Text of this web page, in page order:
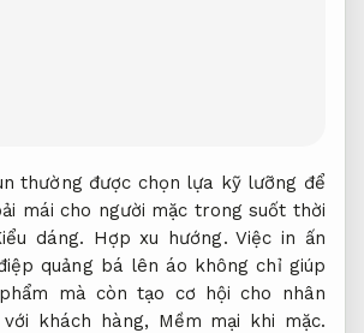
thường được chọn lựa kỹ lưỡng để
mái cho người mặc trong suốt thời
dáng. Hợp xu hướng. Việc in ấn
quảng bá lên áo không chỉ giúp
mà còn tạo cơ hội cho nhân
khách hàng, Mềm mại khi mặc.